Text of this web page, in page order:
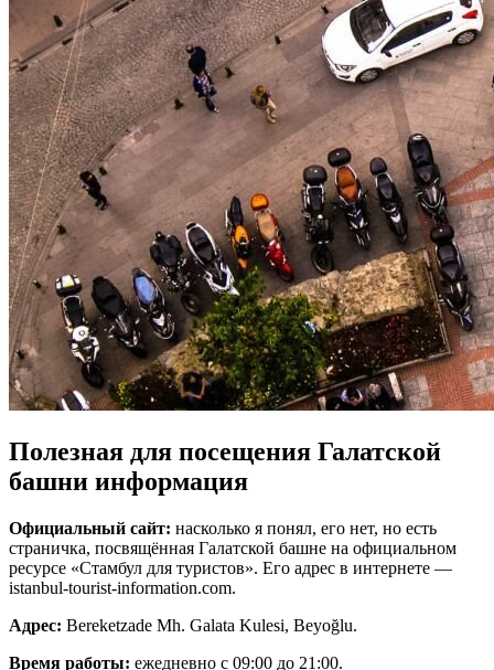
Полезная для посещения Галатской
башни информация
Официальный сайт: насколько я понял, его нет, но есть
страничка, посвящённая Галатской башне на официальном
ресурсе «Стамбул для туристов». Его адрес в интернете —
istanbul-tourist-information.com.
Адрес: Bereketzade Mh. Galata Kulesi, Beyoğlu‎.
Время работы: ежедневно с 09:00 до 21:00.